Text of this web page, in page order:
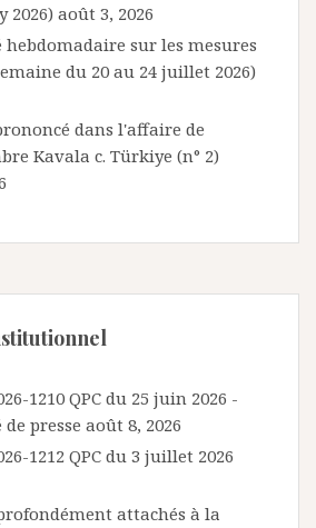
2026) août 3, 2026
sur les mesures
du 20 au 24 juillet 2026)
dans l'affaire de
Kavala c. Türkiye (n° 2)
1210 QPC du 25 juin 2026 -
presse août 8, 2026
1212 QPC du 3 juillet 2026
attachés à la